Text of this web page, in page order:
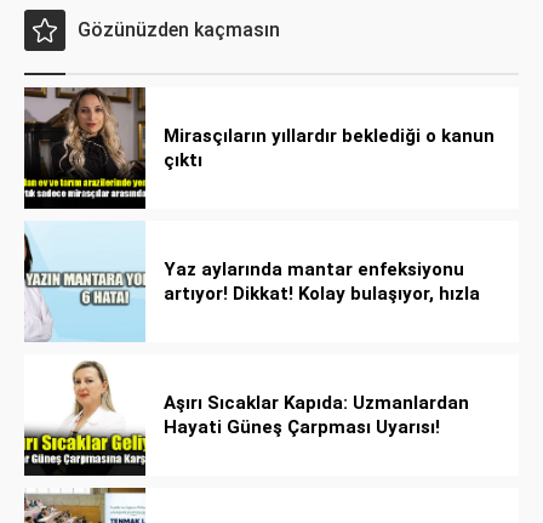
Gözünüzden kaçmasın
Mirasçıların yıllardır beklediği o kanun
çıktı
Yaz aylarında mantar enfeksiyonu
artıyor! Dikkat! Kolay bulaşıyor, hızla
Aşırı Sıcaklar Kapıda: Uzmanlardan
Hayati Güneş Çarpması Uyarısı!